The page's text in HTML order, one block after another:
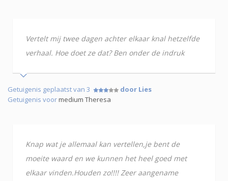
Vertelt mij twee dagen achter elkaar knal hetzelfde
verhaal. Hoe doet ze dat? Ben onder de indruk
Getuigenis geplaatst van 3
door Lies
Getuigenis voormedium Theresa
Knap wat je allemaal kan vertellen,je bent de
moeite waard en we kunnen het heel goed met
elkaar vinden.Houden zo!!!! Zeer aangename